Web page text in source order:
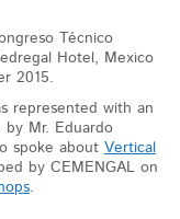
Técnico
Hotel, Mexico
2015.
represented with an
Mr. Eduardo
spoke about Vertical
by CEMENGAL on
.